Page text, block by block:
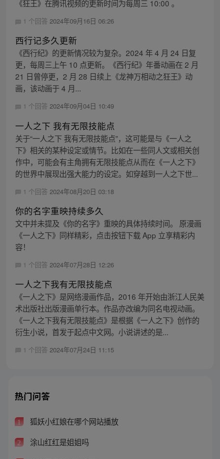
《狂王》在腾讯视频的更新时间为每周三 10:00 。
1 个回答 2024年09月16日 06:26
西行记多久更新
《西行纪》的更新情况较为复杂。2024 年 4 月 24 日复
更，每周三上午 10 点更新。《西行纪》年番动画在 2 月
21 日曾停更，2 月 28 日续上《龙神万相动之狂王》动
画，该动画于 4 月...
1 个回答 2024年09月04日 10:49
一人之下 我有无限技能点
关于“一人之下 我有无限技能点”，这可能是与《一人之
下》相关的某种设定或情节。比如在一些同人文或相关创
作中，可能会有主角拥有无限技能点从而在《一人之下》
的世界中展现出强大能力的设定。如穿越到一人之下世...
1 个回答 2024年08月20日 03:18
你的名字重映持续多久
文中并未提及《你的名字》重映的具体持续时间。 原漫画
《一人之下》同样精彩，点击按钮下载 App 立享精彩内
容！
1 个回答 2024年07月28日 12:26
一人之下我有无限技能点
《一人之下》是网络漫画作品，2016 年开始由浙江人民美
术出版社出版漫画单行本。作品亦改编为同名电视动画。
《一人之下我有无限技能点》是根据《一人之下》创作的
衍生小说，首发于起点中文网。小说讲述的是...
1 个回答 2024年07月24日 11:15
热门问答
1 狐妖小红娘在哪个网站播放
2 涂山红红是姐姐吗